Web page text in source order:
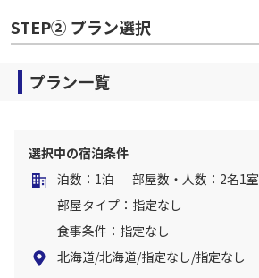
STEP② プラン選択
プラン一覧
選択中の宿泊条件
泊数：1泊
部屋数・人数：2名1室
部屋タイプ：指定なし
食事条件：指定なし
北海道/北海道/指定なし/指定なし